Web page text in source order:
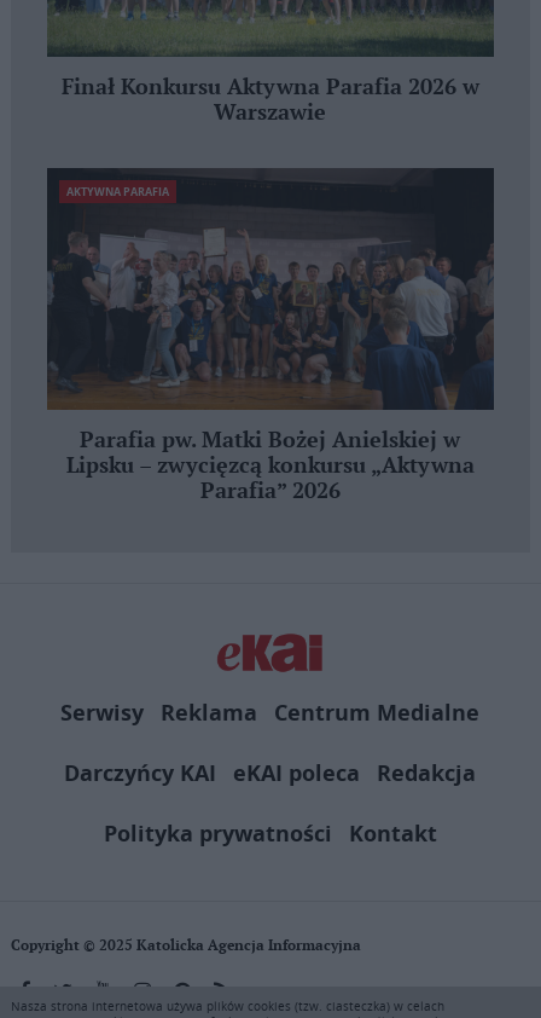
Finał Konkursu Aktywna Parafia 2026 w
Warszawie
AKTYWNA PARAFIA
Parafia pw. Matki Bożej Anielskiej w
Lipsku – zwycięzcą konkursu „Aktywna
Parafia” 2026
Serwisy Reklama
Centrum Medialne
Darczyńcy KAI
eKAI poleca
Redakcja
Polityka prywatności
Kontakt
Copyright © 2025 Katolicka Agencja Informacyjna
Nasza strona internetowa używa plików cookies (tzw. ciasteczka) w celach